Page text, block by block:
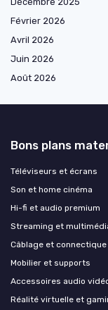
Février 2026
Avril 2026
Juin 2026
Août 2026
Bons plans
Téléviseurs et écrans
Son et home cinéma
Hi-fi et audio premium
Streaming et
Câblage et connectique
Mobilier et supports
Accessoires audio
Réalité virtuelle et